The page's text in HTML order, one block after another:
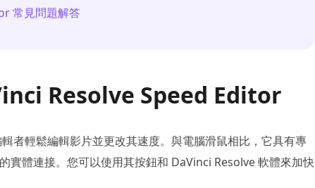
常見問題解答
Resolve Speed Editor
者輕鬆編輯影片並更改其速度。與電腦滑鼠相比，它具有專
實體連接。您可以使用其按鈕和 DaVinci Resolve 軟體來加快